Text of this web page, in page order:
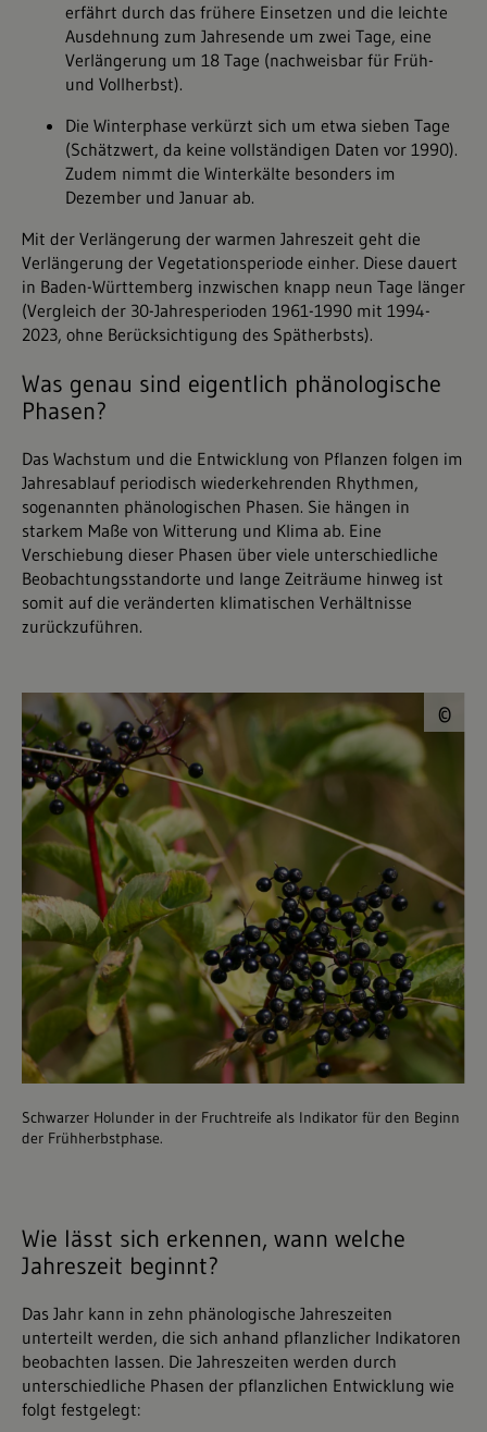
erfährt durch das frühere Einsetzen und die leichte
Ausdehnung zum Jahresende um zwei Tage, eine
Verlängerung um 18 Tage (nachweisbar für Früh-
und Vollherbst).
Die Winterphase verkürzt sich um etwa sieben Tage
(Schätzwert, da keine vollständigen Daten vor 1990).
Zudem nimmt die Winterkälte besonders im
Dezember und Januar ab.
Mit der Verlängerung der warmen Jahreszeit geht die
Verlängerung der Vegetationsperiode einher. Diese dauert
in Baden-Württemberg inzwischen knapp neun Tage länger
(Vergleich der 30-Jahresperioden 1961-1990 mit 1994-
2023, ohne Berücksichtigung des Spätherbsts).
Was genau sind eigentlich phänologische
Phasen?
Das Wachstum und die Entwicklung von Pflanzen folgen im
Jahresablauf periodisch wiederkehrenden Rhythmen,
sogenannten phänologischen Phasen. Sie hängen in
starkem Maße von Witterung und Klima ab. Eine
Verschiebung dieser Phasen über viele unterschiedliche
Beobachtungsstandorte und lange Zeiträume hinweg ist
somit auf die veränderten klimatischen Verhältnisse
zurückzuführen.
©
Schwarzer Holunder in der Fruchtreife als Indikator für den Beginn
der Frühherbstphase.
Wie lässt sich erkennen, wann welche
Jahreszeit beginnt?
Das Jahr kann in zehn phänologische Jahreszeiten
unterteilt werden, die sich anhand pflanzlicher Indikatoren
beobachten lassen. Die Jahreszeiten werden durch
unterschiedliche Phasen der pflanzlichen Entwicklung wie
folgt festgelegt: